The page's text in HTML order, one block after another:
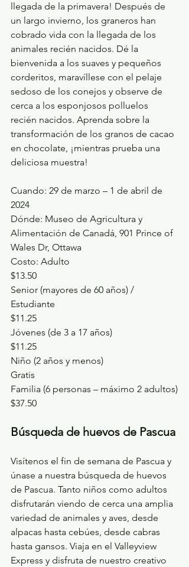
llegada de la primavera! Después de
un largo invierno, los graneros han
cobrado vida con la llegada de los
animales recién nacidos. Dé la
bienvenida a los suaves y pequeños
corderitos, maravíllese con el pelaje
sedoso de los conejos y observe de
cerca a los esponjosos polluelos
recién nacidos. Aprenda sobre la
transformación de los granos de cacao
en chocolate, ¡mientras prueba una
deliciosa muestra!
Cuando: 29 de marzo – 1 de abril de
2024
Dónde: Museo de Agricultura y
Alimentación de Canadá, 901 Prince of
Wales Dr, Ottawa
Costo: Adulto
$13.50
Senior (mayores de 60 años) /
Estudiante
$11.25
Jóvenes (de 3 a 17 años)
$11.25
Niño (2 años y menos)
Gratis
Familia (6 personas – máximo 2 adultos)
$37.50
Búsqueda de huevos de Pascua
Visítenos el fin de semana de Pascua y
únase a nuestra búsqueda de huevos
de Pascua. Tanto niños como adultos
disfrutarán viendo de cerca una amplia
variedad de animales y aves, desde
alpacas hasta cebúes, desde cabras
hasta gansos. Viaja en el Valleyview
Express y disfruta de nuestro creativo